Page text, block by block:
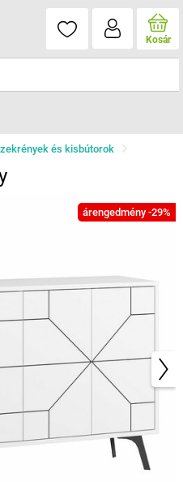
Kosár
és kisbútorok
árengedmény -29%